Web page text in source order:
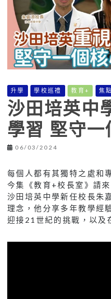
升學 學校巡禮 教育+ 焦
沙田培英中
學習 堅守
06/03/2024
每個人都有其獨特之處和
今集《教育+校長室》請
沙田培英中學新任校長朱
理念，他分享多年教學經
迎接21世紀的挑戰，以及